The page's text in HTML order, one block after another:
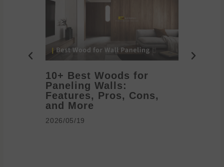
10+ Best Woods for
Paneling Walls:
Features, Pros, Cons,
and More
2026/05/19